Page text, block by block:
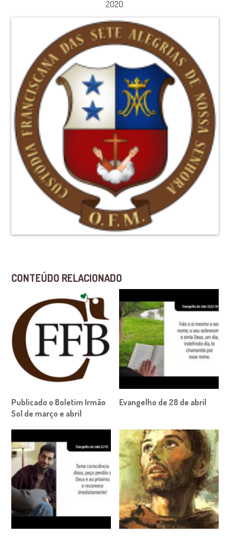
2020.
CONTEÚDO RELACIONADO
Publicado o Boletim Irmão
Sol de março e abril
Evangelho de 28 de abril